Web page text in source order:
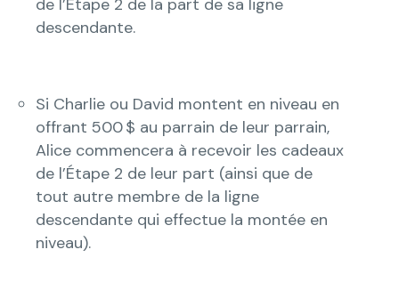
descendante.
Si Charlie ou David montent en niveau en
offrant 500 $ au parrain de leur parrain,
Alice commencera à recevoir les cadeaux
de l’Étape 2 de leur part (ainsi que de
tout autre membre de la ligne
descendante qui effectue la montée en
niveau).